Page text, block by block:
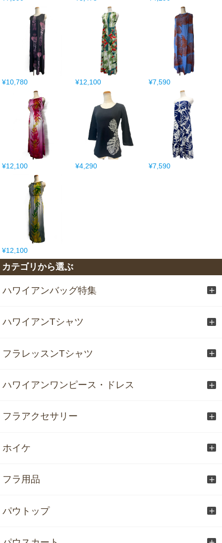
¥10,780 ¥12,100 ¥7,590
¥12,100 ¥4,290 ¥7,590
¥12,100
カテゴリから選ぶ
ハワイアンバッグ特集
ハワイアンTシャツ
フラレッスンTシャツ
ハワイアンワンピース・ドレス
フラアクセサリー
ホイケ
フラ用品
パウトップ